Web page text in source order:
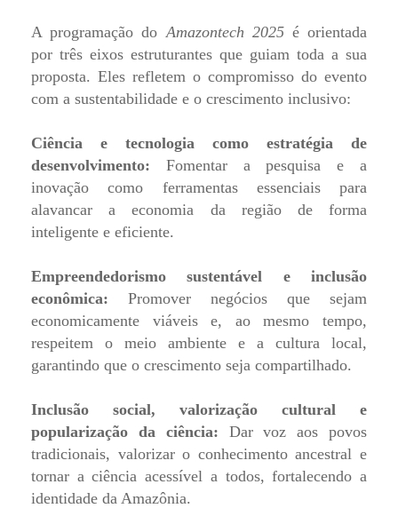
A programação do Amazontech 2025é orientada
por três eixos estruturantes que guiam toda a sua
proposta. Eles refletem o compromisso do evento
com a sustentabilidade e o crescimento inclusivo:
Ciência e tecnologia como estratégia de
desenvolvimento: Fomentar a pesquisa e a
inovação como ferramentas essenciais para
alavancar a economia da região de forma
inteligente e eficiente.
Empreendedorismo sustentável e inclusão
econômica: Promover negócios que sejam
economicamente viáveis e, ao mesmo tempo,
respeitem o meio ambiente e a cultura local,
garantindo que o crescimento seja compartilhado.
Inclusão social, valorização cultural e
popularização da ciência: Dar voz aos povos
tradicionais, valorizar o conhecimento ancestral e
tornar a ciência acessível a todos, fortalecendo a
identidade da Amazônia.